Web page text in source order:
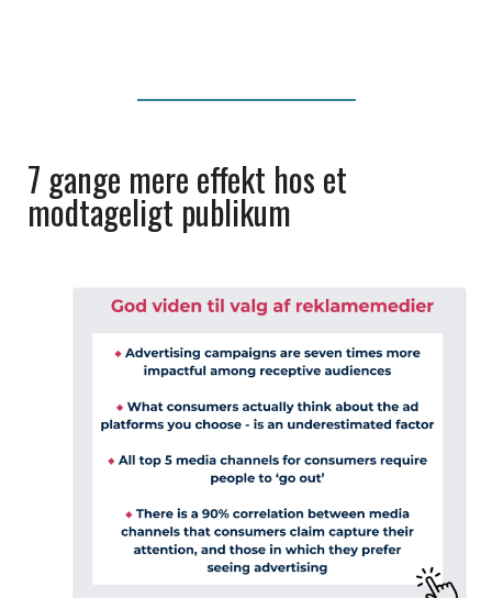
7 gange mere effekt hos et
modtageligt publikum